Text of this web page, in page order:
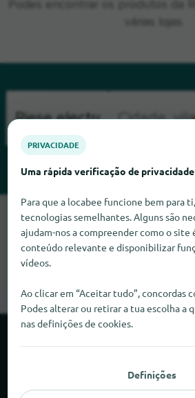
Podes encontrar os produtos da
Lamentamos, mas não
electronic neste momento. Se souber
electronic, ficaríamos muito
Sobre o locabee
PRIVACIDADE
Uma rápida verificação de privacidade
Para que a locabee funcione bem para
tecnologias semelhantes. Alguns são
ajudam-nos a compreender como o site
conteúdo relevante e disponibilizar
vídeos.
Ao clicar em “Aceitar tudo”, concordas
Podes alterar ou retirar a tua escolha a
nas definições de cookies.
Definições